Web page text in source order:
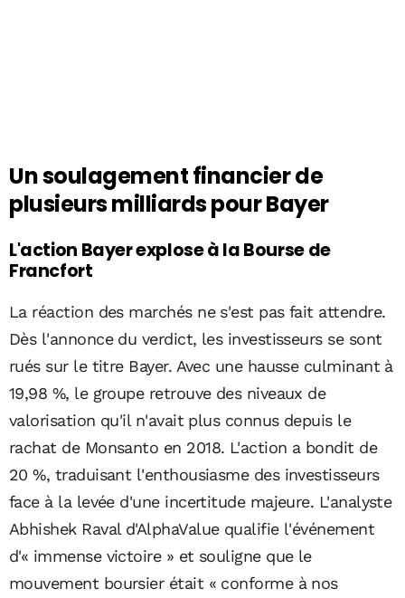
Un soulagement financier de
plusieurs milliards pour Bayer
L'action Bayer explose à la Bourse de
Francfort
La réaction des marchés ne s'est pas fait attendre.
Dès l'annonce du verdict, les investisseurs se sont
rués sur le titre Bayer. Avec une hausse culminant à
19,98 %, le groupe retrouve des niveaux de
valorisation qu'il n'avait plus connus depuis le
rachat de Monsanto en 2018. L'action a bondit de
20 %, traduisant l'enthousiasme des investisseurs
face à la levée d'une incertitude majeure. L'analyste
Abhishek Raval d'AlphaValue qualifie l'événement
d'« immense victoire » et souligne que le
mouvement boursier était « conforme à nos